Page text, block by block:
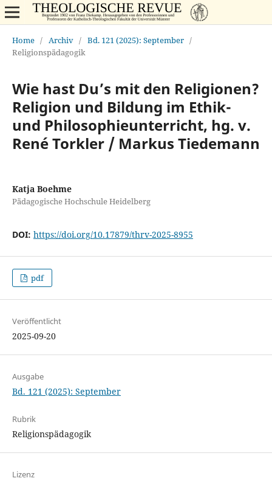
Home / Archiv / Bd. 121 (2025): September /
Religionspädagogik
Wie hast Du’s mit den Religionen?
Religion und Bildung im Ethik-
und Philosophieunterricht, hg. v.
René Torkler / Markus Tiedemann
Katja Boehme
Pädagogische Hochschule Heidelberg
DOI: https://doi.org/10.17879/thrv-2025-8955
pdf
Veröffentlicht
2025-09-20
Ausgabe
Bd. 121 (2025): September
Rubrik
Religionspädagogik
Lizenz